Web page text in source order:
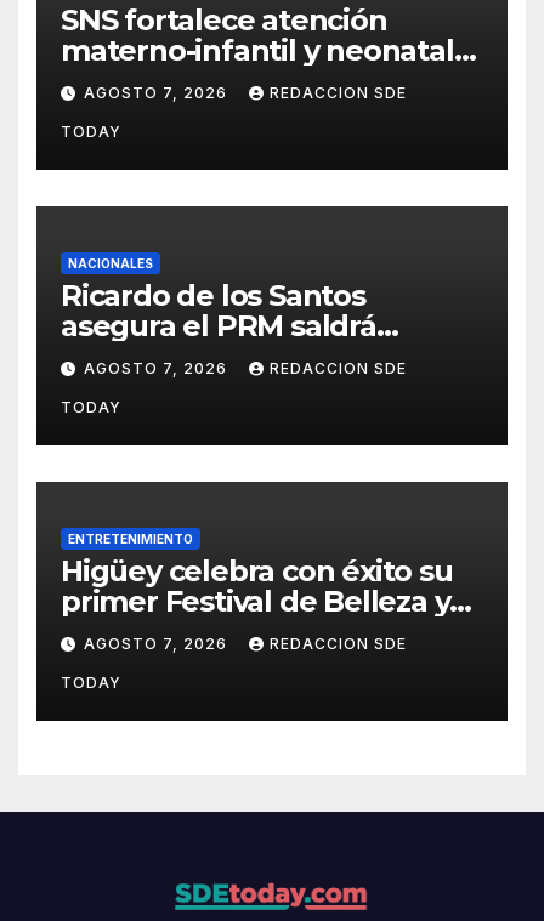
SNS fortalece atención
materno-infantil y neonatal
con nuevas estrategias y
avances en la Red Pública de
Salud
AGOSTO 7, 2026 REDACCION SDE
TODAY
NACIONALES
Ricardo de los Santos
asegura el PRM saldrá
fortalecido del proceso
interno para escoger nuevas
autoridades
AGOSTO 7, 2026 REDACCION SDE
TODAY
ENTRETENIMIENTO
Higüey celebra con éxito su
primer Festival de Belleza y
Emprendimiento
AGOSTO 7, 2026 REDACCION SDE
TODAY